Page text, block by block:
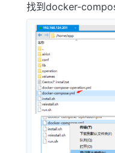
找到docker-